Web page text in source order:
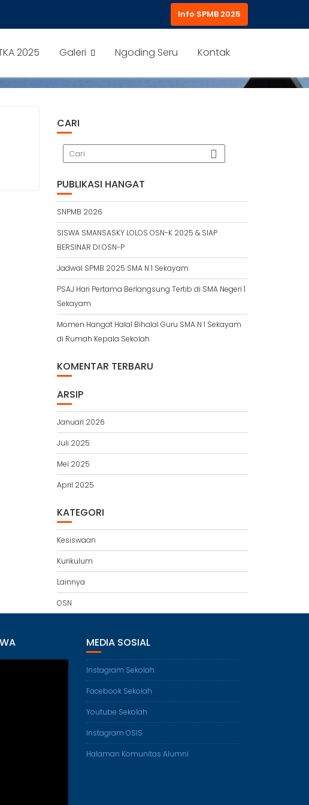
Info SPMB 2025
2025 Galeri Ngoding Seru Kontak
CARI
PUBLIKASI HANGAT
SNPMB 2026
SISWA SMANSASKY LOLOS OSN-K 2025 & SIAP
BERSINAR DI OSN-P
Jadwal SPMB 2025 SMA N 1 Sekayam
PSAJ Hari Pertama Berlangsung Tertib di SMA Negeri 1
Sekayam
Momen Hangat Halal Bihalal Guru SMA N 1 Sekayam
di Rumah Kepala Sekolah
KOMENTAR TERBARU
ARSIP
Januari 2026
Juli 2025
Mei 2025
April 2025
KATEGORI
Kesiswaan
Kurikulum
Lainnya
OSN
MEDIA SOSIAL
Instagram Sekolah
Facebook Sekolah
Youtube Sekolah
Instagram OSIS
Halaman Komunitas Alumni